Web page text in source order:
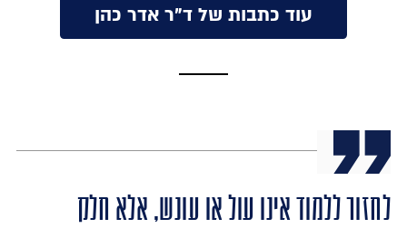
עוד כתבות של ד"ר אדר כהן
לחזור ללמוד אינו עול או עונש, אלא חלק